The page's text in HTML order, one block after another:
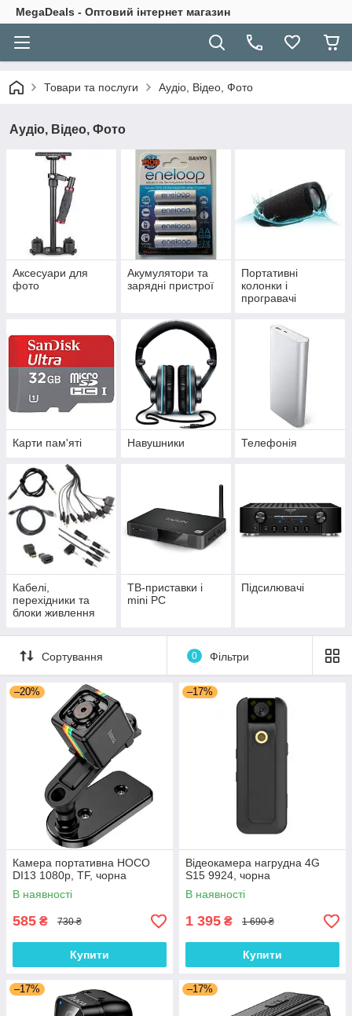
MegaDeals - Оптовий інтернет магазин
Товари та послуги Аудіо, Відео, Фото
Аудіо, Відео, Фото
Аксесуари для
фото
Акумулятори та
зарядні пристрої
Портативні
колонки і
програвачі
Карти пам'яті Навушники Телефонія
Кабелі,
перехідники та
блоки живлення
ТВ-приставки і
mini PC
Підсилювачі
Сортування 0 Фільтри
–20%
Камера портативна HOCO
DI13 1080p, TF, чорна
В наявності
585 ₴ 730 ₴
Купити
–17%
Відеокамера нагрудна 4G
S15 9924, чорна
В наявності
1 395 ₴ 1 690 ₴
Купити
–17% –17%